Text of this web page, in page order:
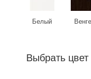
Белый Венге
Выбрать